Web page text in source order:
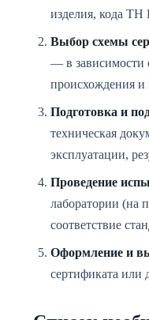
изделия, кода
Выбор схемы
— в зависимости
происхождения и
Подготовка и
техническая
эксплуатации,
Проведение
лаборатории (на
соответствие
Оформление и
сертификата или